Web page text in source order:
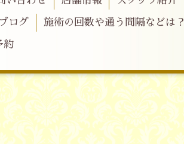
ブログ 施術の回数や通う間隔などは？
約